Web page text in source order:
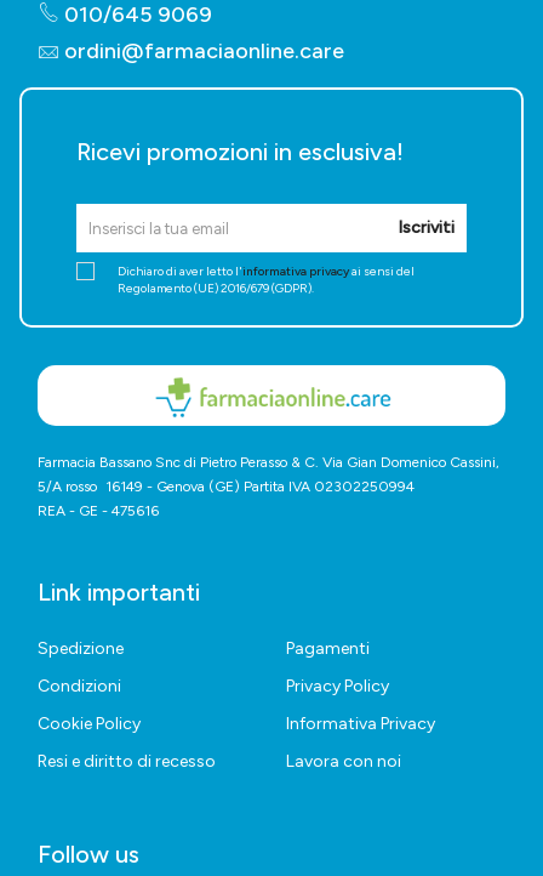
010/645 9069
ordini@farmaciaonline.care
Ricevi promozioni in esclusiva!
Iscriviti
Dichiaro di aver letto l'informativa privacyai sensi del
Regolamento (UE) 2016/679 (GDPR).
Farmacia Bassano Snc di Pietro Perasso & C. Via Gian Domenico Cassini,
5/A rosso 16149 - Genova (GE) Partita IVA 02302250994
REA - GE - 475616
Link importanti
Spedizione
Pagamenti
Condizioni
Privacy Policy
Cookie Policy
Informativa Privacy
Resi e diritto di recesso
Lavora con noi
Follow us